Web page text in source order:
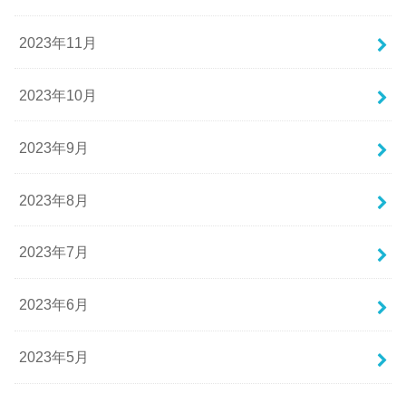
2023年11月
2023年10月
2023年9月
2023年8月
2023年7月
2023年6月
2023年5月